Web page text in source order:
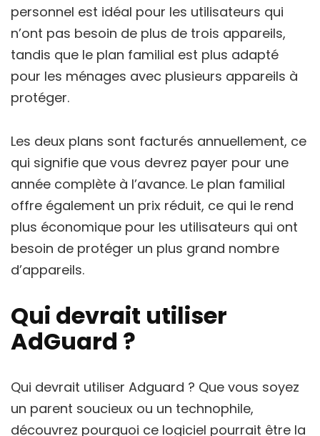
personnel est idéal pour les utilisateurs qui
n’ont pas besoin de plus de trois appareils,
tandis que le plan familial est plus adapté
pour les ménages avec plusieurs appareils à
protéger.
Les deux plans sont facturés annuellement, ce
qui signifie que vous devrez payer pour une
année complète à l’avance. Le plan familial
offre également un prix réduit, ce qui le rend
plus économique pour les utilisateurs qui ont
besoin de protéger un plus grand nombre
d’appareils.
Qui devrait utiliser
AdGuard ?
Qui devrait utiliser Adguard ? Que vous soyez
un parent soucieux ou un technophile,
découvrez pourquoi ce logiciel pourrait être la